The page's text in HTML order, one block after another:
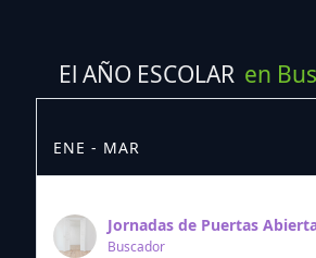
El AÑO ESCOLAR en
ENE - MAR
Jornadas de Puertas
Buscador